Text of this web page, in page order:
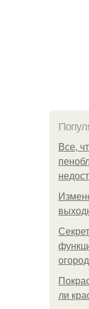
Все,
ли